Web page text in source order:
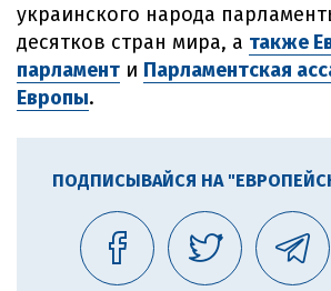
украинского народа
десятков стран мира, а также
парламент и Парламентская
Европы.
ПОДПИСЫВАЙСЯ НА